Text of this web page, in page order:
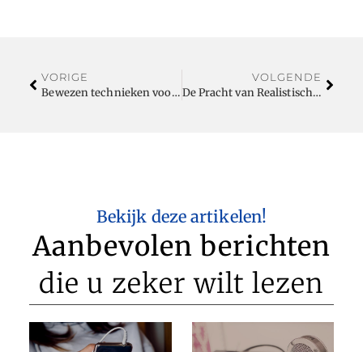
VORIGE
Bewezen technieken voor het kiezen van de juiste letselschade advocaat
VOLGENDE
De Pracht van Realistische Kunstkerstbomen en Vlaggenmast Kerstbomen
Bekijk deze artikelen!
Aanbevolen berichten
die u zeker wilt lezen